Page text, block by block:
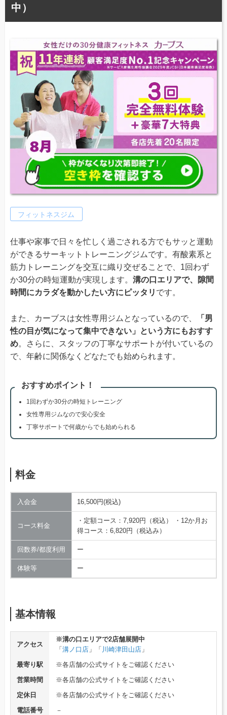
中）
フィットネスジム
仕事や家事で日々を忙しく過ごされる方でもサッと運動
ができるサーキットトレーニングジムです。有酸素系と
筋力トレーニングを交互に織り交ぜることで、1回わず
か30分の時短運動が実現します。 溝の口エリアで、隙間
時間にカラダを動かしたい方にピッタリ です。
また、カーブスは女性専用ジムとなっているので、
「男
性の目が気になって集中できない」という方にもおすす
め。さらに、スタッフの丁寧なサポートが付いているの
で、年齢に関係なくどなたでも始められます。
おすすめポイント！
1回わずか30分の時短トレーニング
女性専用ジムなので安心安全
丁寧サポートで何歳からでも始められる
料金
入会金 16,500円(税込)
コース料金
・定額コース：7,920円（税込） ・12か月お
得コース：6,820円（税込み）
回数券/都度利用 ー
体験等 ー
基本情報
アクセス
※溝の口エリアで2店舗展開中
「溝ノ口店」「 川崎津田山店」
最寄り駅
※各店舗の公式サイトをご確認ください
営業時間
※各店舗の公式サイトをご確認ください
定休日
※各店舗の公式サイトをご確認ください
電話番号
－